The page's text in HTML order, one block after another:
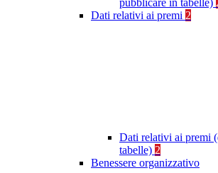
pubblicare in tabelle)
Dati relativi ai premi 2
Dati relativi ai premi
tabelle) 2
Benessere organizzativo